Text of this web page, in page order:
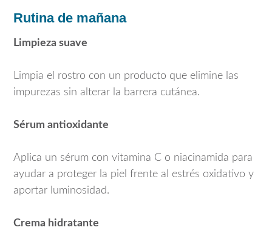
Rutina de mañana
Limpieza suave
Limpia el rostro con un producto que elimine las
impurezas sin alterar la barrera cutánea.
Sérum antioxidante
Aplica un sérum con vitamina C o niacinamida para
ayudar a proteger la piel frente al estrés oxidativo y
aportar luminosidad.
Crema hidratante